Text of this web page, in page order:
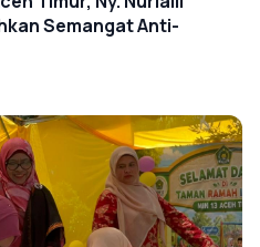
Semangat Anti-